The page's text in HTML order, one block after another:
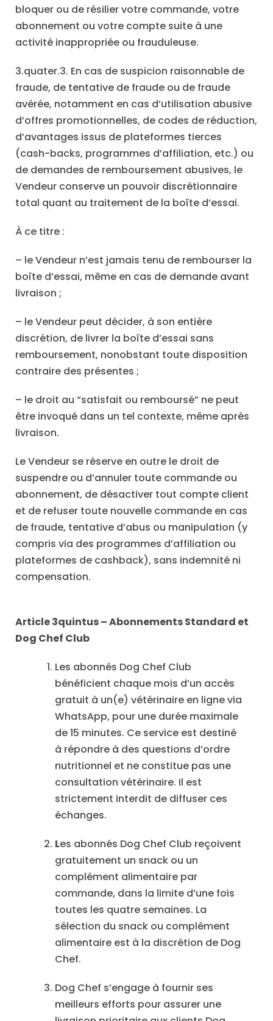
bloquer ou de résilier votre commande, votre
abonnement ou votre compte suite à une
activité inappropriée ou frauduleuse.
3.quater.3. En cas de suspicion raisonnable de
fraude, de tentative de fraude ou de fraude
avérée, notamment en cas d’utilisation abusive
d’offres promotionnelles, de codes de réduction,
d’avantages issus de plateformes tierces
(cash-backs, programmes d’affiliation, etc.) ou
de demandes de remboursement abusives, le
Vendeur conserve un pouvoir discrétionnaire
total quant au traitement de la boîte d’essai.
À ce titre :
– le Vendeur n’est jamais tenu de rembourser la
boîte d’essai, même en cas de demande avant
livraison ;
– le Vendeur peut décider, à son entière
discrétion, de livrer la boîte d’essai sans
remboursement, nonobstant toute disposition
contraire des présentes ;
– le droit au “satisfait ou remboursé” ne peut
être invoqué dans un tel contexte, même après
livraison.
Le Vendeur se réserve en outre le droit de
suspendre ou d’annuler toute commande ou
abonnement, de désactiver tout compte client
et de refuser toute nouvelle commande en cas
de fraude, tentative d’abus ou manipulation (y
compris via des programmes d’affiliation ou
plateformes de cashback), sans indemnité ni
compensation.
Article 3quintus – Abonnements Standard et
Dog Chef Club
Les abonnés Dog Chef Club
bénéficient chaque mois d’un accès
gratuit à un(e) vétérinaire en ligne via
WhatsApp, pour une durée maximale
de 15 minutes. Ce service est destiné
à répondre à des questions d’ordre
nutritionnel et ne constitue pas une
consultation vétérinaire. Il est
strictement interdit de diffuser ces
échanges.
Les abonnés Dog Chef Club reçoivent
gratuitement un snack ou un
complément alimentaire par
commande, dans la limite d’une fois
toutes les quatre semaines. La
sélection du snack ou complément
alimentaire est à la discrétion de Dog
Chef.
Dog Chef s’engage à fournir ses
meilleurs efforts pour assurer une